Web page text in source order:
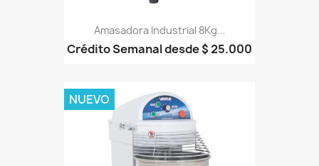
Amasadora Industrial 8Kg...
Crédito Semanal desde $ 25.000
NUEVO